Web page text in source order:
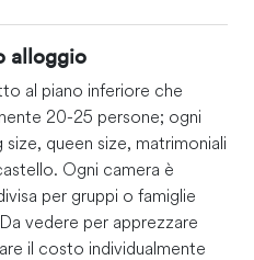
alloggio
al piano inferiore che
20-25 persone; ogni
queen size, matrimoniali
Ogni camera è
per gruppi o famiglie
vedere per apprezzare
il costo individualmente